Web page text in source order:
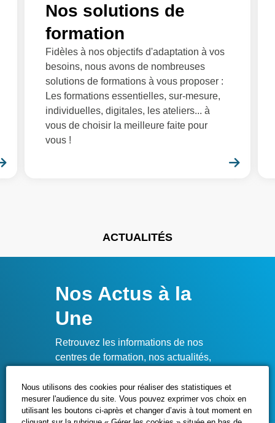
Nos solutions de
formation
Fidèles à nos objectifs d'adaptation à vos
besoins, nous avons de nombreuses
solutions de formations à vous proposer :
Les formations essentielles, sur-mesure,
individuelles, digitales, les ateliers... à
vous de choisir la meilleure faite pour
vous !
ACTUALITÉS
Nos Actus à la
Une
Retrouvez les informations de nos
centres de formation, nos actualités,
temps forts PROMEO.
Nous utilisons des cookies pour réaliser des statistiques et
mesurer l'audience du site. Vous pouvez exprimer vos choix en
utilisant les boutons ci-après et changer d’avis à tout moment en